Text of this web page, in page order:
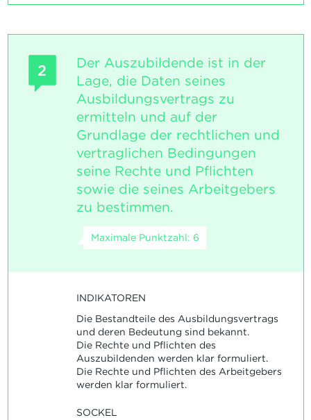
2
Der Auszubildende ist in der
Lage, die Daten seines
Ausbildungsvertrags zu
ermitteln und auf der
Grundlage der rechtlichen und
vertraglichen Bedingungen
seine Rechte und Pflichten
sowie die seines Arbeitgebers
zu bestimmen.
Maximale Punktzahl: 6
INDIKATOREN
Die Bestandteile des Ausbildungsvertrags
und deren Bedeutung sind bekannt.
Die Rechte und Pflichten des
Auszubildenden werden klar formuliert.
Die Rechte und Pflichten des Arbeitgebers
werden klar formuliert.
SOCKEL